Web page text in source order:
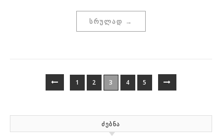
ᲡᲠᲣᲚᲐᲓ →
1 2 3 4 5
ᲫᲔᲑᲜᲐ